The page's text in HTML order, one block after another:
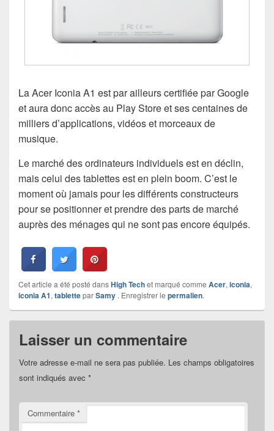
La Acer Iconia A1 est par ailleurs certifiée par Google
et aura donc accès au Play Store et ses centaines de
milliers d’applications, vidéos et morceaux de
musique.
Le marché des ordinateurs individuels est en déclin,
mais celui des tablettes est en plein boom. C’est le
moment où jamais pour les différents constructeurs
pour se positionner et prendre des parts de marché
auprès des ménages qui ne sont pas encore équipés.
Cet article a été posté dansHigh Techet marqué comme Acer, iconia,
iconia A1, tabletteparSamy . Enregistrer le permalien.
Laisser un commentaire
Votre adresse e-mail ne sera pas publiée. Les champs obligatoires
sont indiqués avec *
Commentaire *